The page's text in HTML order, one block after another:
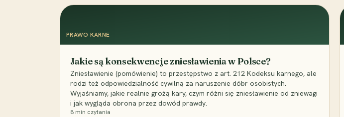
PRAWO KARNE
Jakie są konsekwencje zniesławienia w Polsce?
Zniesławienie (pomówienie) to przestępstwo z art. 212 Kodeksu karnego, ale
rodzi też odpowiedzialność cywilną za naruszenie dóbr osobistych.
Wyjaśniamy, jakie realnie grożą kary, czym różni się zniesławienie od zniewagi
i jak wygląda obrona przez dowód prawdy.
8 min czytania